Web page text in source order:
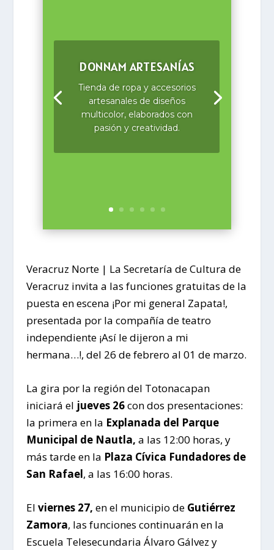
DONNAM ARTESANÍAS
Tienda de ropa y accesorios
artesanales de diseños
multicolor, elaborados con
pasión y creatividad.
Veracruz Norte | La Secretaría de Cultura de
Veracruz invita a las funciones gratuitas de la
puesta en escena ¡Por mi general Zapata!,
presentada por la compañía de teatro
independiente ¡Así le dijeron a mi
hermana…!, del 26 de febrero al 01 de marzo.
La gira por la región del Totonacapan
iniciará el jueves 26con dos presentaciones:
la primera en la Explanada del Parque
Municipal de Nautla, a las 12:00 horas, y
más tarde en la Plaza Cívica Fundadores de
San Rafael, a las 16:00 horas.
El viernes 27, en el municipio de Gutiérrez
Zamora, las funciones continuarán en la
Escuela Telesecundaria Álvaro Gálvez y